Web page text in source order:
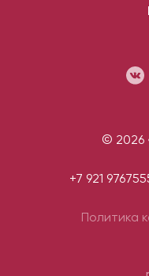
© 2026
+7 921
Политика